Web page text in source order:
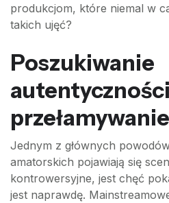
produkcjom, które niemal w
takich ujęć?
Poszukiwanie
Jednym z głównych
amatorskich pojawiają się
kontrowersyjne, jest chęć
jest naprawdę.